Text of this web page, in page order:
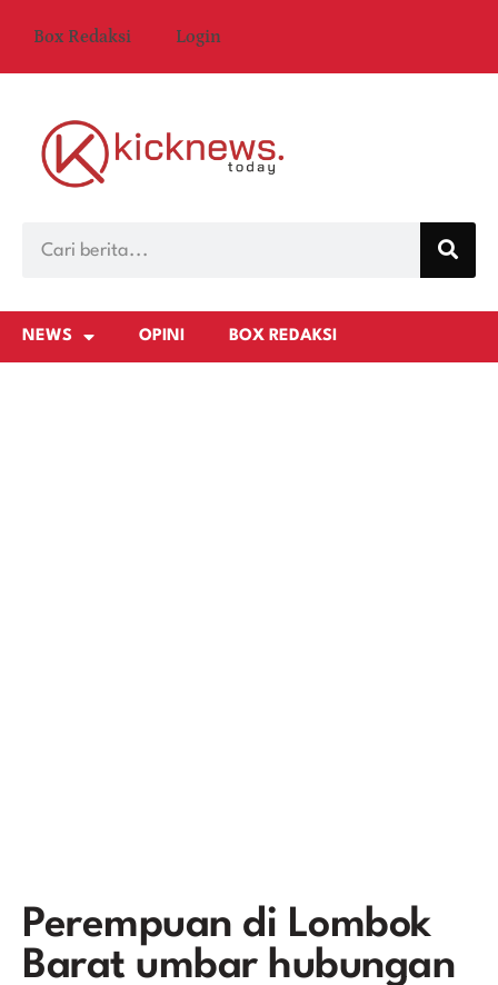
Box Redaksi Login
NEWS OPINI BOX REDAKSI
Perempuan di Lombok
Barat umbar hubungan